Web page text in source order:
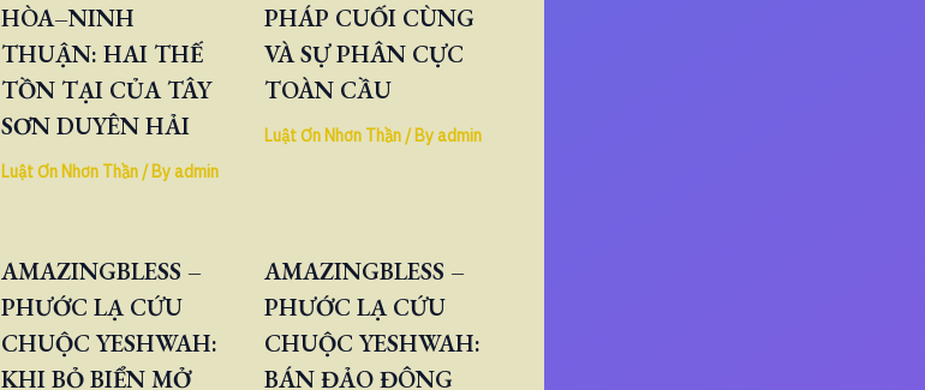
HÒA–NINH
THUẬN: HAI THẾ
TỒN TẠI CỦA TÂY
SƠN DUYÊN HẢI
Luật Ơn Nhơn Thần/ Byadmin
PHÁP CUỐI CÙNG
VÀ SỰ PHÂN CỰC
TOÀN CẦU
Luật Ơn Nhơn Thần/ Byadmin
AMAZINGBLESS –
PHƯỚC LẠ CỨU
CHUỘC YESHWAH:
KHI BỎ BIỂN MỞ
AMAZINGBLESS –
PHƯỚC LẠ CỨU
CHUỘC YESHWAH:
BÁN ĐẢO ĐÔNG